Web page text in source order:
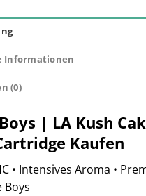
Informationen
(0)
| LA Kush
Kaufen
• Intensives Aroma •
Boys